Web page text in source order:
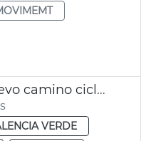
Aumento inversión nuevo camino ciclopeatonal Jardín del Túria
VERDE